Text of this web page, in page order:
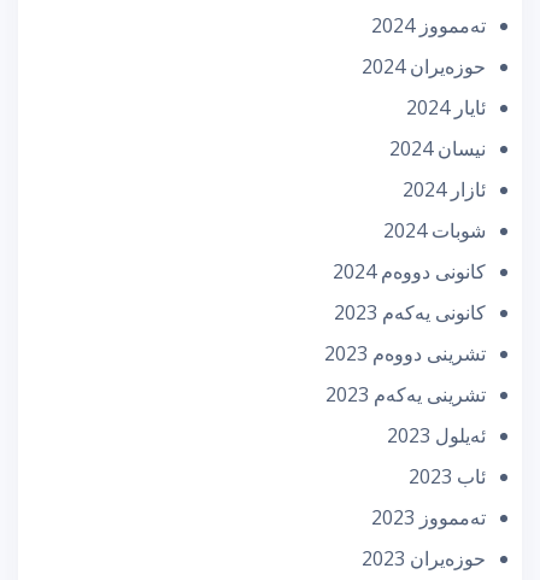
تەممووز 2024
حوزه‌یران 2024
ئایار 2024
نیسان 2024
ئازار 2024
شوبات 2024
كانونی دووه‌م 2024
كانونی یه‌كه‌م 2023
تشرینی دووه‌م 2023
تشرینی یه‌كه‌م 2023
ئه‌یلول 2023
ئاب 2023
تەممووز 2023
حوزه‌یران 2023